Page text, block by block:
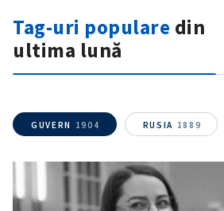
Tag-uri populare din
ultima lună
GUVERN 1904 RUSIA 1889